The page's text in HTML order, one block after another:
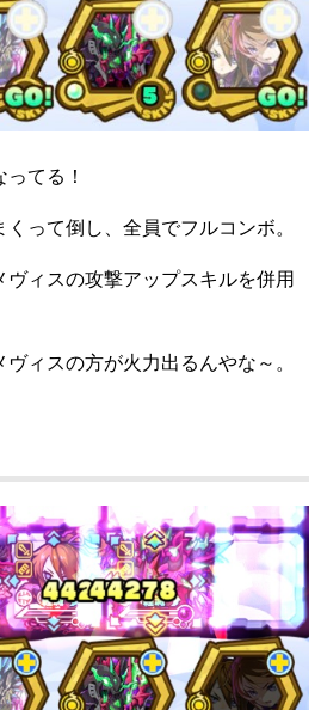
てる！
って倒し、全員でフルコンボ。
ィスの攻撃アップスキルを併用
ィスの方が火力出るんやな～。